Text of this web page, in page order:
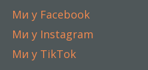
Ми у Facebook
Ми у Instagram
Ми у TikTok